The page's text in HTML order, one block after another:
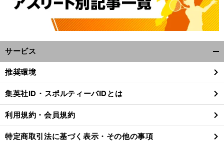
サービス
閉
る
推奨環境
集英社ID・スポルティーバIDとは
利用規約・会員規約
特定商取引法に基づく表示・その他の事項